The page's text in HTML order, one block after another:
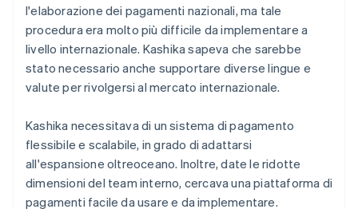
l'elaborazione dei pagamenti nazionali, ma tale
procedura era molto più difficile da implementare a
livello internazionale. Kashika sapeva che sarebbe
stato necessario anche supportare diverse lingue e
valute per rivolgersi al mercato internazionale.
Kashika necessitava di un sistema di pagamento
flessibile e scalabile, in grado di adattarsi
all'espansione oltreoceano. Inoltre, date le ridotte
dimensioni del team interno, cercava una piattaforma di
pagamenti facile da usare e da implementare.